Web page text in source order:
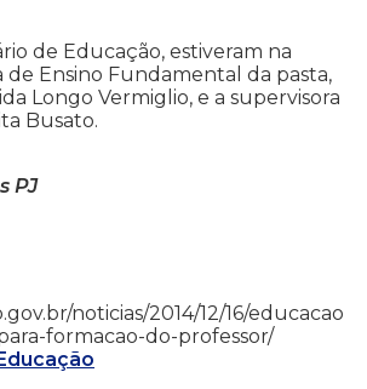
de Educação, estiveram na
de Ensino Fundamental da pasta,
Longo Vermiglio, e a supervisora
Busato.
PJ
noticias/2014/12/16/educacao
formacao-do-professor/